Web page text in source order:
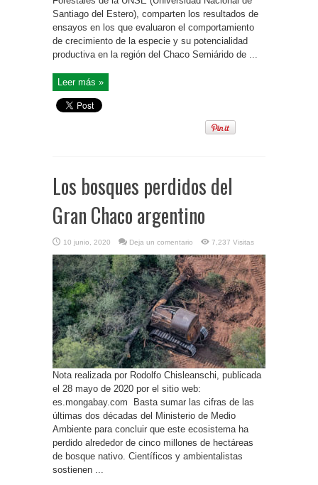
Santiago del Estero), comparten los resultados de
ensayos en los que evaluaron el comportamiento
de crecimiento de la especie y su potencialidad
productiva en la región del Chaco Semiárido de ...
Leer más »
Los bosques perdidos del
Gran Chaco argentino
10 junio, 2020 Deja un comentario 7,237 Visitas
Nota realizada por Rodolfo Chisleanschi, publicada
el 28 mayo de 2020 por el sitio web:
es.mongabay.com Basta sumar las cifras de las
últimas dos décadas del Ministerio de Medio
Ambiente para concluir que este ecosistema ha
perdido alrededor de cinco millones de hectáreas
de bosque nativo. Científicos y ambientalistas
sostienen ...